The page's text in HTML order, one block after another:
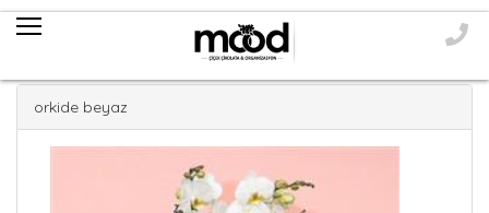
orkide beyaz